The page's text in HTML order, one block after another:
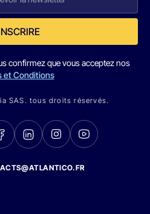
confirmez que vous acceptez nos
et Conditions
SAS. tous droits réservés.